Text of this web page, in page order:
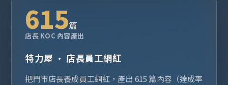
615篇
店長 KOC 內容產出
特力屋 · 店長員工網紅
把門市店長養成員工網紅，產出 615 篇內容（達成率